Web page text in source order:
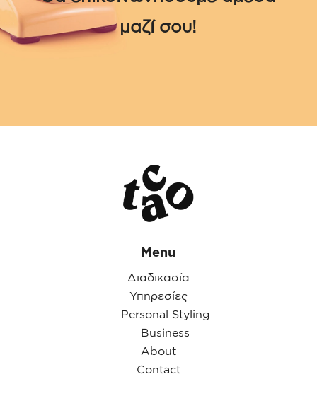
μαζί σου!
Menu
Διαδικασία
Υπηρεσίες
Personal Styling
Business
About
Contact